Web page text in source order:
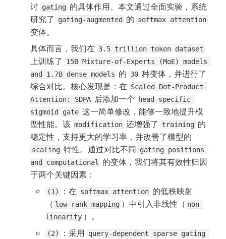
讨 gating 的具体作用。本文通过全面实验，系统
研究了
gating-augmented 的 softmax attention
变体。
具体而言，我们在 3.5 trillion token dataset
上训练了
15B Mixture-of-Experts (MoE) models
and 1.7B dense models 的 30 种变体，并进行了
综合对比。核心发现是：在 Scaled Dot-Product
Attention: SDPA 后添加一个
head-specific
sigmoid gate 这一简单修改，能够一致地提升模
型性能。该 modification 还增强了 training 的
scaling 特性。通过对比不同 gating positions
and computational
的变体，我们将其有效性归因
于两个关键因素：
(1) ：在 softmax attention 的低秩映射
（ low-rank mapping ）中引入非线性（ non-
linearity ）。
(2) ：采用 query-dependent sparse gating